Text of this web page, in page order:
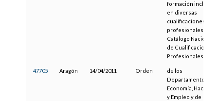
formación incluidas
en diversas
cualificaciones
profesionales del
Catálogo Nacional
de Cualificaciones
Profesionales
47705 Aragón 14/04/2011 Orden
de los
Departamentos de
Economía, Hacienda
y Empleo y de